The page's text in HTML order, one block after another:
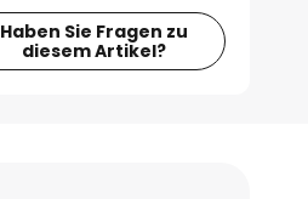
Haben Sie Fragen zu
diesem Artikel?